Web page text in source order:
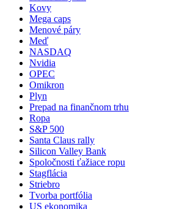
Kovy
Mega caps
Menové páry
Meď
NASDAQ
Nvidia
OPEC
Omikron
Plyn
Prepad na finančnom trhu
Ropa
S&P 500
Santa Claus rally
Silicon Valley Bank
Spoločnosti ťažiace ropu
Stagflácia
Striebro
Tvorba portfólia
US ekonomika